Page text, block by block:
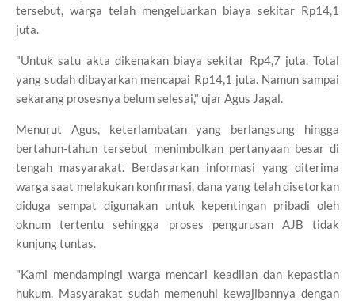
tersebut, warga telah mengeluarkan biaya sekitar Rp14,1
juta.
"Untuk satu akta dikenakan biaya sekitar Rp4,7 juta. Total
yang sudah dibayarkan mencapai Rp14,1 juta. Namun sampai
sekarang prosesnya belum selesai," ujar Agus Jagal.
Menurut Agus, keterlambatan yang berlangsung hingga
bertahun-tahun tersebut menimbulkan pertanyaan besar di
tengah masyarakat. Berdasarkan informasi yang diterima
warga saat melakukan konfirmasi, dana yang telah disetorkan
diduga sempat digunakan untuk kepentingan pribadi oleh
oknum tertentu sehingga proses pengurusan AJB tidak
kunjung tuntas.
"Kami mendampingi warga mencari keadilan dan kepastian
hukum. Masyarakat sudah memenuhi kewajibannya dengan